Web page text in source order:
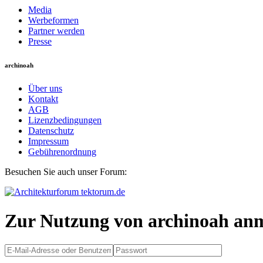
Media
Werbeformen
Partner werden
Presse
archinoah
Über uns
Kontakt
AGB
Lizenzbedingungen
Datenschutz
Impressum
Gebührenordnung
Besuchen Sie auch unser Forum:
Zur Nutzung von archinoah